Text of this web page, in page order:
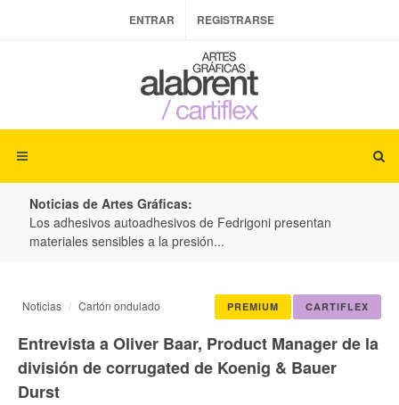
ENTRAR REGISTRARSE
Noticias de Artes Gráficas:
Los adhesivos autoadhesivos de Fedrigoni presentan
materiales sensibles a la presión...
CARTIFLEX
PREMIUM
Noticias Cartón ondulado
Entrevista a Oliver Baar, Product Manager de la
división de corrugated de Koenig & Bauer
Durst